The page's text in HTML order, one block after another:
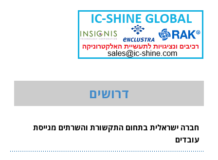
דרושים
חברה ישראלית בתחום התקשורת והשרתים מגייסת
עובדים